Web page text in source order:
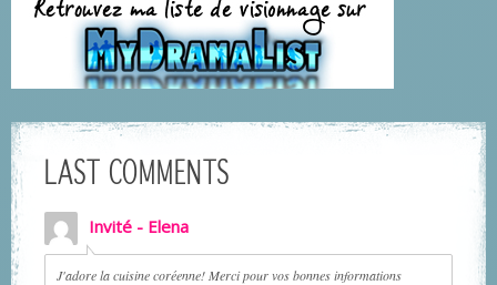
LAST COMMENTS
Invité - Elena
J'adore la cuisine coréenne! Merci pour vos bonnes informations